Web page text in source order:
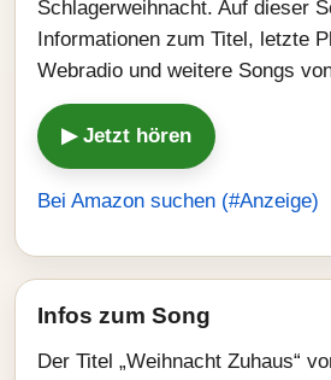
Schlagerweihnacht. Auf dieser
Informationen zum Titel, letzte
Webradio und weitere Songs
▶ Jetzt hören
Bei Amazon suchen (#Anzeige)
Infos zum Song
Der Titel „Weihnacht Zuhaus“